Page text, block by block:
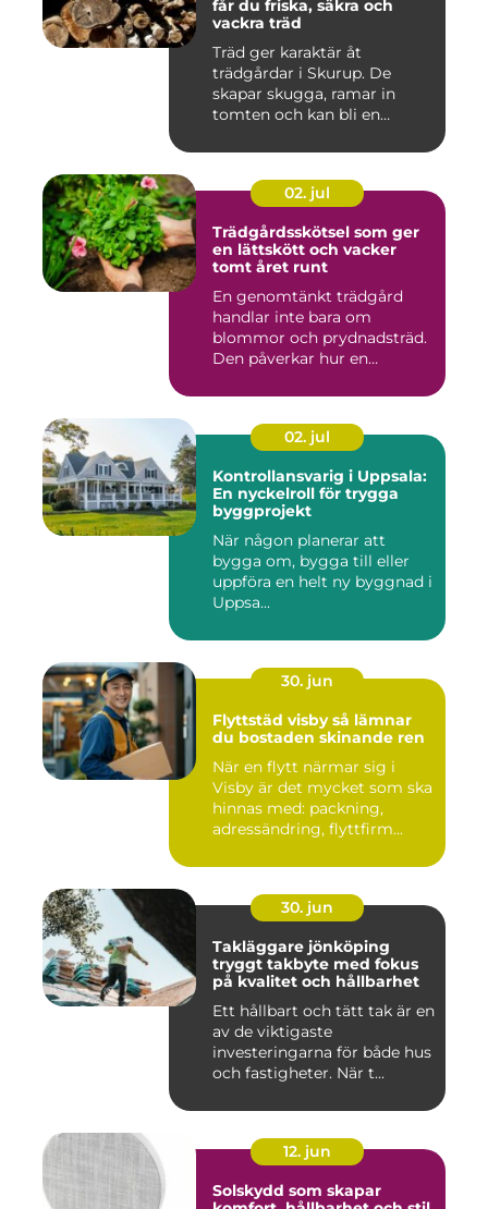
får du friska, säkra och
vackra träd
Träd ger karaktär åt
trädgårdar i Skurup. De
skapar skugga, ramar in
tomten och kan bli en
02. jul
Trädgårdsskötsel som ger
en lättskött och vacker
tomt året runt
En genomtänkt trädgård
handlar inte bara om
blommor och prydnadsträd.
Den påverkar hur en
02. jul
Kontrollansvarig i Uppsala:
En nyckelroll för trygga
byggprojekt
När någon planerar att
bygga om, bygga till eller
uppföra en helt ny byggnad i
Uppsa...
30. jun
Flyttstäd visby så lämnar
du bostaden skinande ren
När en flytt närmar sig i
Visby är det mycket som ska
hinnas med: packning,
adressändring, flyttfirm...
30. jun
Takläggare jönköping
tryggt takbyte med fokus
på kvalitet och hållbarhet
Ett hållbart och tätt tak är en
av de viktigaste
investeringarna för både hus
och fastigheter. När t...
12. jun
Solskydd som skapar